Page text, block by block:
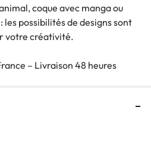
coque avec manga ou
possibilités de designs sont
votre créativité.
– Livraison 48 heures